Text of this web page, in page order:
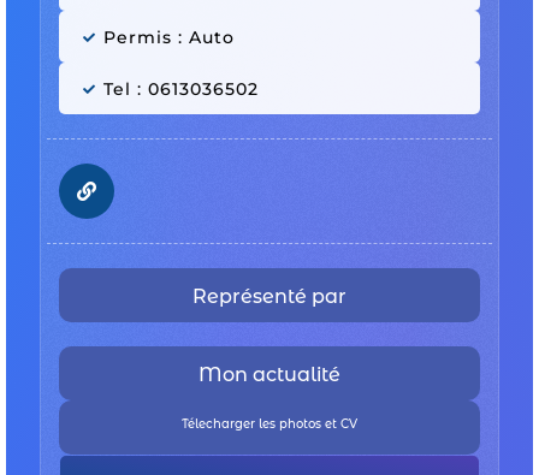
Permis : Auto
Tel : 0613036502
Représenté par
Mon actualité
Télecharger les photos et CV